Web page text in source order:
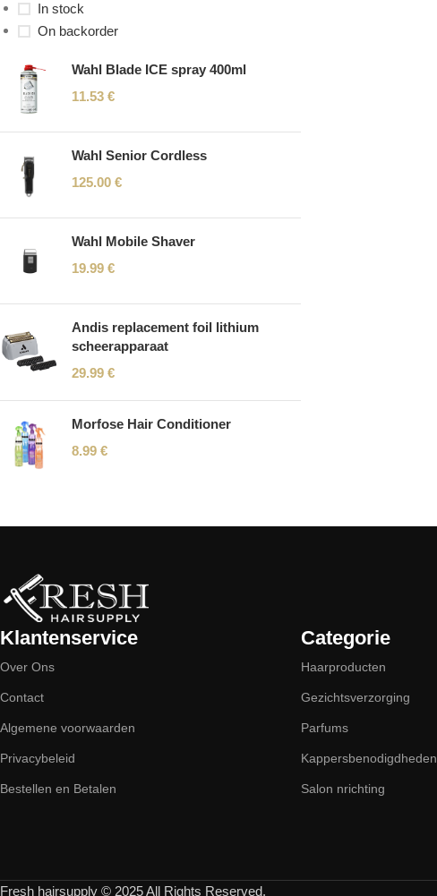
In stock
On backorder
Wahl Blade ICE spray 400ml
11.53 €
Wahl Senior Cordless
125.00 €
Wahl Mobile Shaver
19.99 €
Andis replacement foil lithium
scheerapparaat
29.99 €
Morfose Hair Conditioner
8.99 €
Klantenservice
Over Ons
Contact
Algemene voorwaarden
Privacybeleid
Bestellen en Betalen
Categorie
Haarproducten
Gezichtsverzorging
Parfums
Kappersbenodigdheden
Salon nrichting
Fresh hairsupply © 2025 All Rights Reserved.